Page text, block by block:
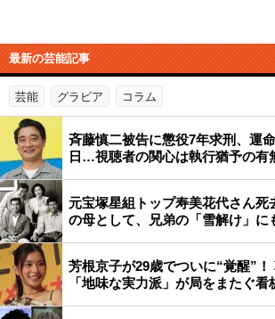
最新の芸能記事
芸能 グラビア コラム
斉藤慎二被告に懲役7年求刑、運
日…視聴者の関心は執行猶予の有
元宝塚星組トップ寿美花代さん
の母として、兄弟の「雪解け」に
芳根京子が29歳でついに“覚醒”
「地味な実力派」が局をまたぐ看